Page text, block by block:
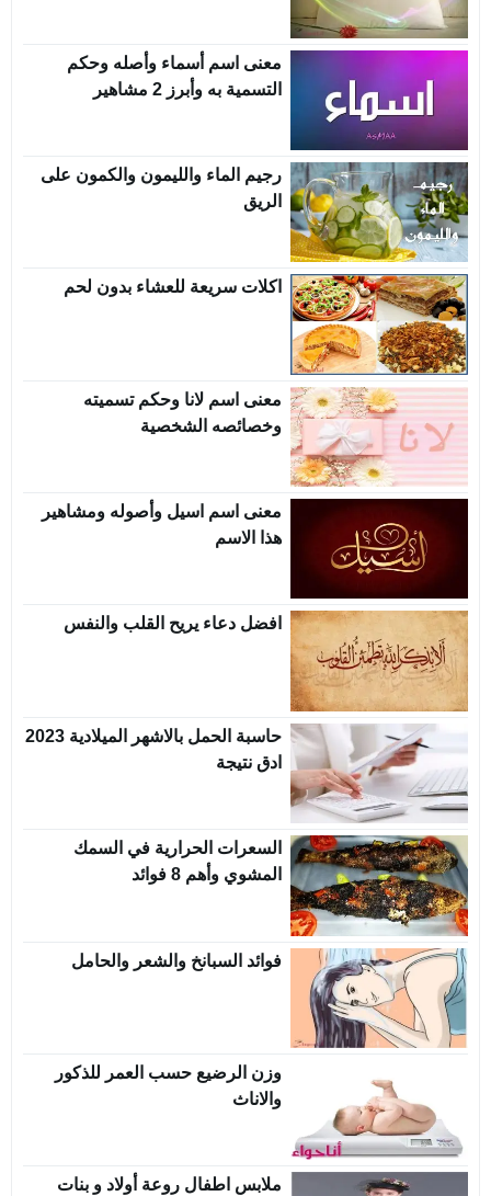
معنى اسم أسماء وأصله وحكم
التسمية به وأبرز 2 مشاهير
رجيم الماء والليمون والكمون على
الريق
اكلات سريعة للعشاء بدون لحم
معنى اسم لانا وحكم تسميته
وخصائصه الشخصية
معنى اسم اسيل وأصوله ومشاهير
هذا الاسم
افضل دعاء يريح القلب والنفس
حاسبة الحمل بالاشهر الميلادية 2023
ادق نتيجة
السعرات الحرارية في السمك
المشوي وأهم 8 فوائد
فوائد السبانخ والشعر والحامل
وزن الرضيع حسب العمر للذكور
والاناث
ملابس اطفال روعة أولاد و بنات